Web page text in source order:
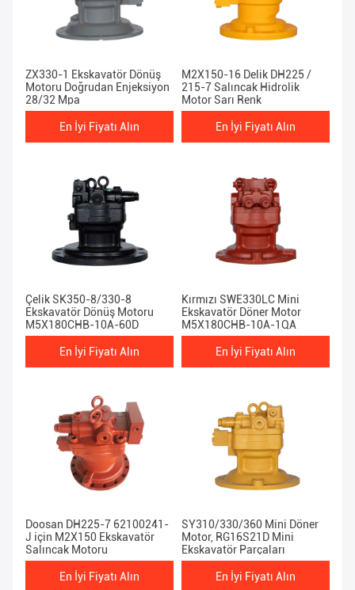
ZX330-1 Ekskavatör Dönüş
Motoru Doğrudan Enjeksiyon
28/32 Mpa
En İyi Fiyatı Alın
M2X150-16 Delik DH225 /
215-7 Salıncak Hidrolik
Motor Sarı Renk
En İyi Fiyatı Alın
Çelik SK350-8/330-8
Ekskavatör Dönüş Motoru
M5X180CHB-10A-60D
En İyi Fiyatı Alın
Kırmızı SWE330LC Mini
Ekskavatör Döner Motor
M5X180CHB-10A-1QA
En İyi Fiyatı Alın
Doosan DH225-7 62100241-
J için M2X150 Ekskavatör
Salıncak Motoru
En İyi Fiyatı Alın
SY310/330/360 Mini Döner
Motor, RG16S21D Mini
Ekskavatör Parçaları
En İyi Fiyatı Alın